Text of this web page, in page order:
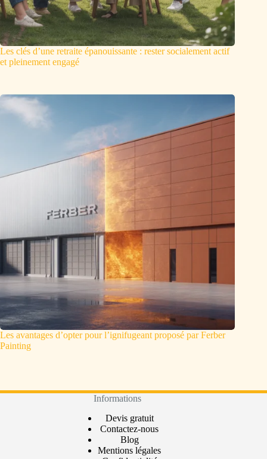
Les clés d’une retraite épanouissante : rester socialement actif
et pleinement engagé
Les avantages d’opter pour l’ignifugeant proposé par Ferber
Painting
Informations
Devis gratuit
Contactez-nous
Blog
Mentions légales